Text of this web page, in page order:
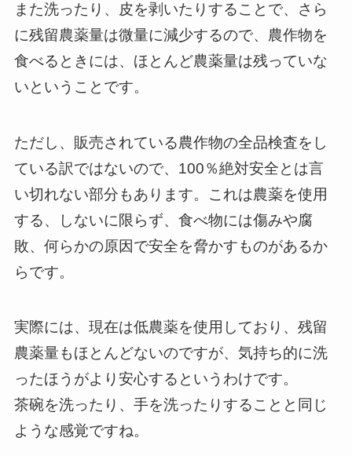
また洗ったり、皮を剥いたりすることで、さら
に残留農薬量は微量に減少するので、農作物を
食べるときには、ほとんど農薬量は残っていな
いということです。
ただし、販売されている農作物の全品検査をし
ている訳ではないので、100％絶対安全とは言
い切れない部分もあります。これは農薬を使用
する、しないに限らず、食べ物には傷みや腐
敗、何らかの原因で安全を脅かすものがあるか
らです。
実際には、現在は低農薬を使用しており、残留
農薬量もほとんどないのですが、気持ち的に洗
ったほうがより安心するというわけです。
茶碗を洗ったり、手を洗ったりすることと同じ
ような感覚ですね。